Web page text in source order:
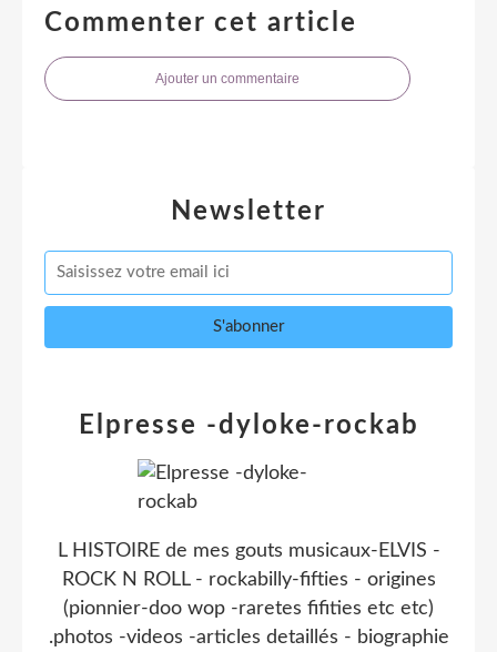
Commenter cet article
Ajouter un commentaire
Newsletter
Elpresse -dyloke-rockab
L HISTOIRE de mes gouts musicaux-ELVIS -
ROCK N ROLL - rockabilly-fifties - origines
(pionnier-doo wop -raretes fifities etc etc)
.photos -videos -articles detaillés - biographie